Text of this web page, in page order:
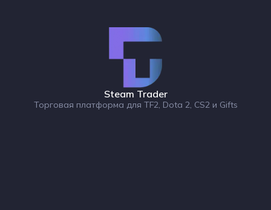
Steam Trader
Торговая платформа для TF2, Dota 2, CS2 и Gifts